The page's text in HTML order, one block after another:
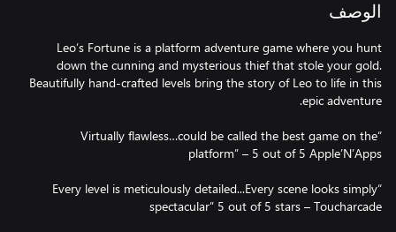
الوصف
Leo’s Fortune is a platform adventure game where you hunt
down the cunning and mysterious thief that stole your gold.
Beautifully hand-crafted levels bring the story of Leo to life in this
“Virtually flawless…could be called the best game on the
“Every level is meticulously detailed...Every scene looks simply